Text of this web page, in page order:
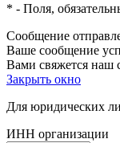
* - Поля,
Сообщение
Ваше сообщение
Вами свяжется наш
Закрыть окно
Для юридических
ИНН организации